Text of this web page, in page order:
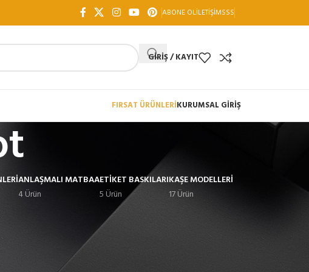
ABONE OLİLETIŞIMSSS
GIRIŞ / KAYIT
FIRSAT ÜRÜNLERİKURUMSAL GİRİŞ
ANLAŞMALI MATBAA
4 Ürün
ETIKET BASKILARI
5 Ürün
KAŞE MODELLERI
17 Ürün